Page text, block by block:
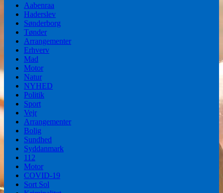
Aabenraa
Haderslev
Sønderborg
Tønder
Arrangementer
Erhverv
Mad
Motor
Natur
NYHED
Politik
Sport
Vejr
Arrangementer
Bolig
Sundhed
Syddanmark
112
Motor
COVID-19
Sort Sol